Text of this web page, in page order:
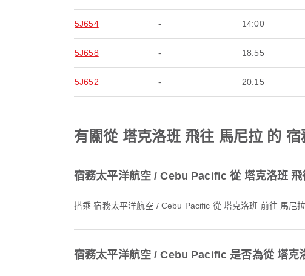
5J654 - 14:00
5J658 - 18:55
5J652 - 20:15
有關從 塔克洛班 飛往 馬尼拉 的
宿務太平洋航空 / Cebu Pacific 從 塔克洛班 飛
搭乘 宿務太平洋航空 / Cebu Pacific 從 塔克洛班 前往 馬尼
宿務太平洋航空 / Cebu Pacific 是否為從 塔克